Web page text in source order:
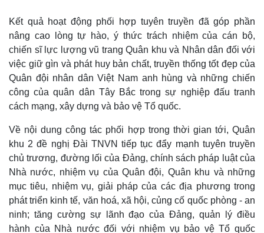
Kết quả hoạt động phối hợp tuyên truyền đã góp phần
nâng cao lòng tự hào, ý thức trách nhiệm của cán bộ,
chiến sĩ lực lượng vũ trang Quân khu và Nhân dân đối với
việc giữ gìn và phát huy bản chất, truyền thống tốt đẹp của
Quân đội nhân dân Việt Nam anh hùng và những chiến
công của quân dân Tây Bắc trong sự nghiệp đấu tranh
cách mạng, xây dựng và bảo vệ Tổ quốc.
Về nội dung công tác phối hợp trong thời gian tới, Quân
khu 2 đề nghị Đài TNVN tiếp tục đẩy mạnh tuyên truyền
chủ trương, đường lối của Đảng, chính sách pháp luật của
Nhà nước, nhiệm vụ của Quân đội, Quân khu và những
mục tiêu, nhiệm vụ, giải pháp của các địa phương trong
phát triển kinh tế, văn hoá, xã hội, củng cố quốc phòng - an
ninh; tăng cường sự lãnh đạo của Đảng, quản lý điều
hành của Nhà nước đối với nhiệm vụ bảo vệ Tổ quốc